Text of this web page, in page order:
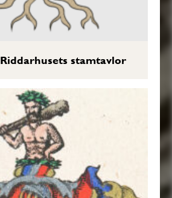
Riddarhusets stamtavlor